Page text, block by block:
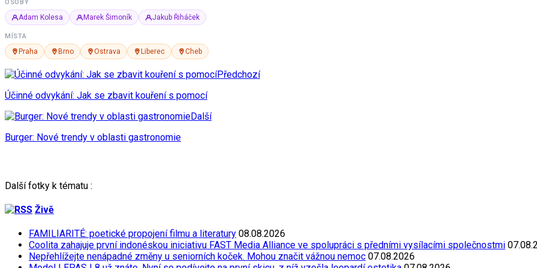
OSOBY
Adam Kolesa Marek Šimoník Jakub Řiháček
MÍSTA
Praha Brno Ostrava Liberec Cheb
Předchozí
Účinné odvykání: Jak se zbavit kouření s pomocí
Další
Burger: Nové trendy v oblasti gastronomie
Další fotky k tématu :
Živě
FAMILIARITÉ: poetické propojení filmu a literatury 08.08.2026
Coolita zahajuje první indonéskou iniciativu FAST Media Alliance ve spolupráci s předními vysílacími společnostmi
Nepřehlížejte nenápadné změny u seniorních koček. Mohou značit vážnou nemoc 07.08.2026